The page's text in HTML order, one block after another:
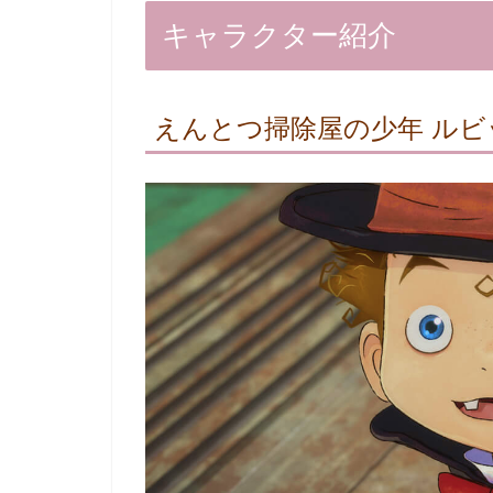
キャラクター紹介
えんとつ掃除屋の少年 ル